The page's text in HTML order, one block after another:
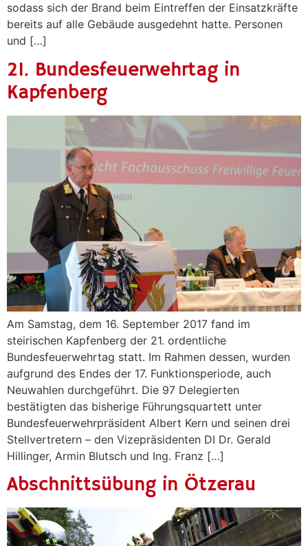
sodass sich der Brand beim Eintreffen der Einsatzkräfte
bereits auf alle Gebäude ausgedehnt hatte. Personen
und […]
21. Bundesfeuerwehrtag in
Kapfenberg
Am Samstag, dem 16. September 2017 fand im
steirischen Kapfenberg der 21. ordentliche
Bundesfeuerwehrtag statt. Im Rahmen dessen, wurden
aufgrund des Endes der 17. Funktionsperiode, auch
Neuwahlen durchgeführt. Die 97 Delegierten
bestätigten das bisherige Führungsquartett unter
Bundesfeuerwehrpräsident Albert Kern und seinen drei
Stellvertretern – den Vizepräsidenten DI Dr. Gerald
Hillinger, Armin Blutsch und Ing. Franz […]
Abschnittsübung in Ötzerau